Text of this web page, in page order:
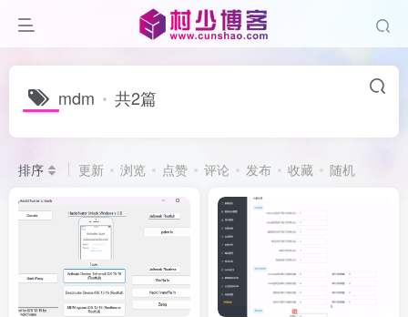
mdm 共2篇
排序 更新 浏览 点赞 评论 发布 收藏 随机